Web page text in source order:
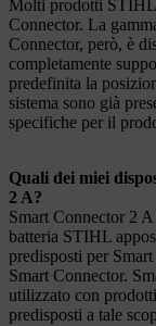
Molti prodotti STIHL
Connector. La
Connector, però, è
completamente
predefinita la
sistema sono già
specifiche per il
Quali dei miei
2 A?
Smart Connector 2
batteria STIHL
predisposti per
Smart Connector.
utilizzato con
predisposti a tale